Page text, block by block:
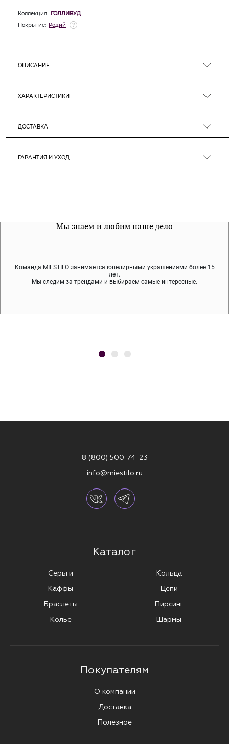
Коллекция: ГОЛЛИВУД
Покрытие: Родий
ОПИСАНИЕ
ХАРАКТЕРИСТИКИ
ДОСТАВКА
ГАРАНТИЯ И УХОД
Мы знаем и любим наше дело
Команда MIESTILO занимается ювелирными украшениями более 15
лет.
Мы следим за трендами и выбираем самые интересные.
Все наши материалы гипоалергенны
Мы используем покрытие (родий, ювелирный сплав), которое не
содержит никеля и свинца — это исключает аллергию.
Примерка перед покупкой
Во время доставки спокойно примеряйте украшения, выбирайте те,
что вам нравятся, остальные заберёт курьер.
8 (800) 500-74-23
info@miestilo.ru
Каталог
Серьги
Каффы
Браслеты
Колье
Кольца
Цепи
Пирсинг
Шармы
Покупателям
О компании
Доставка
Полезное